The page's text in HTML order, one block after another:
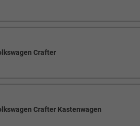
Crafter
Crafter Kastenwagen